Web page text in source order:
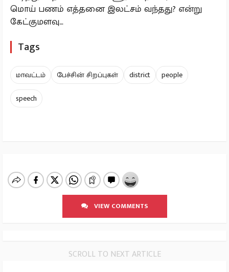
மொய் பணம் எத்தனை இலட்சம் வந்தது? என்று
கேட்குமளவு…
Tags
மாவட்டம் பேச்சின் சிறப்புகள் district
people
speech
VIEW COMMENTS
SCROLL TO NEXT ARTICLE